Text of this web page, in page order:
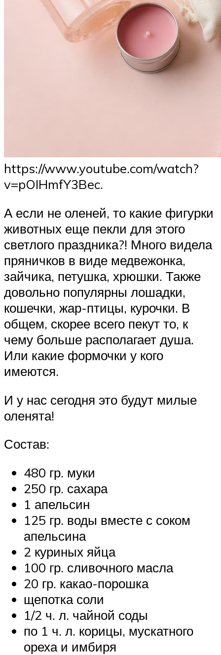
https://www.youtube.com/watch?
v=pOIHmfY3Bec.
А если не оленей, то какие фигурки
животных еще пекли для этого
светлого праздника?! Много видела
пряничков в виде медвежонка,
зайчика, петушка, хрюшки. Также
довольно популярны лошадки,
кошечки, жар-птицы, курочки. В
общем, скорее всего пекут то, к
чему больше располагает душа.
Или какие формочки у кого
имеются.
И у нас сегодня это будут милые
оленята!
Состав:
480 гр. муки
250 гр. сахара
1 апельсин
125 гр. воды вместе с соком
апельсина
2 куриных яйца
100 гр. сливочного масла
20 гр. какао-порошка
щепотка соли
1/2 ч. л. чайной соды
по 1 ч. л. корицы, мускатного
ореха и имбиря